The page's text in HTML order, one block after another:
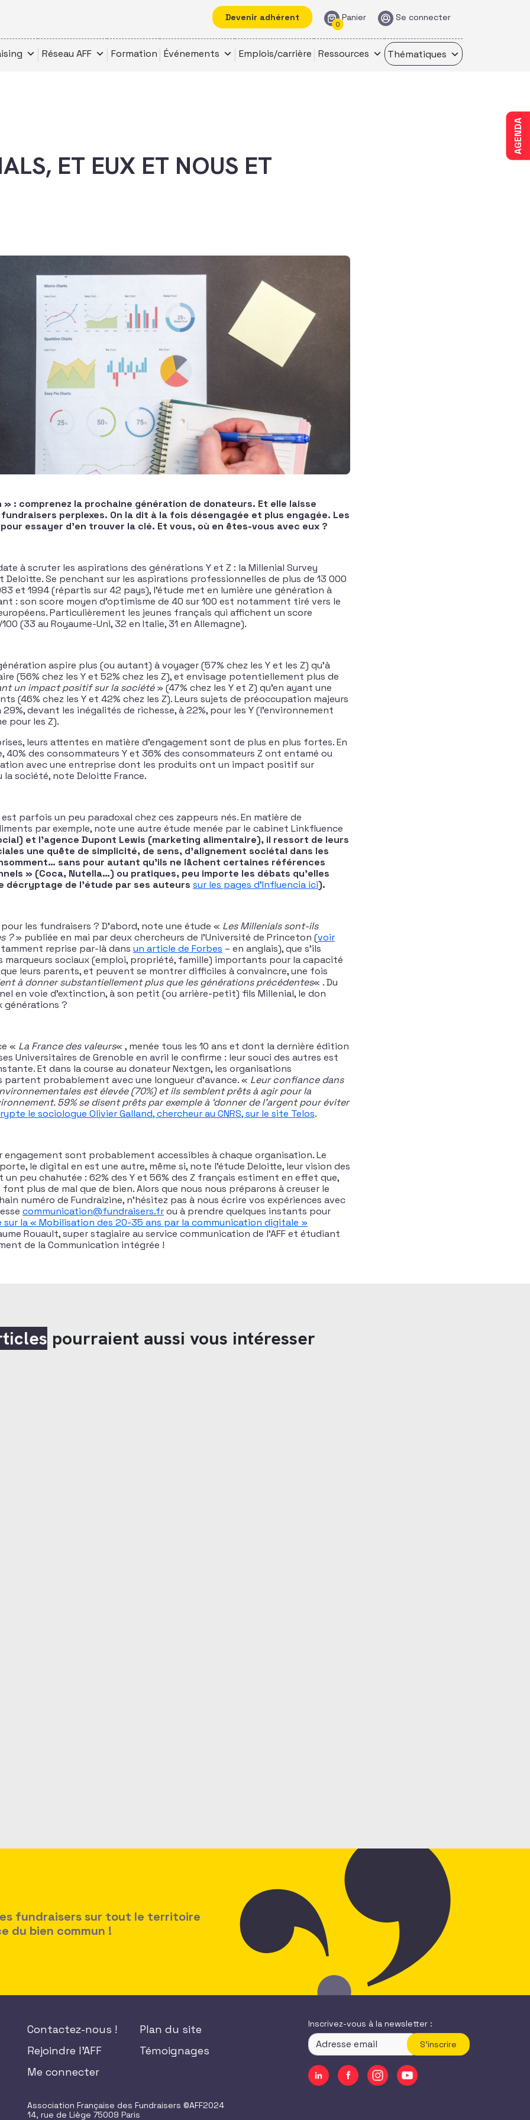
Devenir adhérent Panier
0
Se connecter
Réseau AFF Formation Événements Emplois/carrière Ressources Thématiques
AGENDA
ET EUX ET NOUS ET
» : comprenez la prochaine génération de donateurs. Et elle laisse
perplexes. On la dit à la fois désengagée et plus engagée. Les
essayer d’en trouver la clé. Et vous, où en êtes-vous avec eux ?
à scruter les aspirations des générations Y et Z : la Millenial Survey
Deloitte. Se penchant sur les aspirations professionnelles de plus de 13 000
et 1994 (répartis sur 42 pays), l’étude met en lumière une génération à
: son score moyen d’optimisme de 40 sur 100 est notamment tiré vers le
Particulièrement les jeunes français qui affichent un score
(33 au Royaume-Uni, 32 en Italie, 31 en Allemagne).
aspire plus (ou autant) à voyager (57% chez les Y et les Z) qu’à
(56% chez les Y et 52% chez les Z), et envisage potentiellement plus de
un impact positif sur la société» (47% chez les Y et Z) qu’en ayant une
(46% chez les Y et 42% chez les Z). Leurs sujets de préoccupation majeurs
29%, devant les inégalités de richesse, à 22%, pour les Y (l’environnement
pour les Z).
leurs attentes en matière d’engagement sont de plus en plus fortes. En
40% des consommateurs Y et 36% des consommateurs Z ont entamé ou
avec une entreprise dont les produits ont un impact positif sur
la société, note Deloitte France.
est parfois un peu paradoxal chez ces zappeurs nés. En matière de
par exemple, note une autre étude menée par le cabinet Linkfluence
et l’agence Dupont Lewis (marketing alimentaire), il ressort de leurs
une quête de simplicité, de sens, d’alignement sociétal dans les
sans pour autant qu’ils ne lâchent certaines références
» (Coca, Nutella…) ou pratiques, peu importe les débats qu’elles
décryptage de l’étude par ses auteurs sur les pages d’Influencia ici).
les fundraisers ? D’abord, note une étude « Les Millenials sont-ils
?» publiée en mai par deux chercheurs de l’Université de Princeton (voir
reprise par-là dans un article de Forbes – en anglais), que s’ils
sociaux (emploi, propriété, famille) importants pour la capacité
leurs parents, et peuvent se montrer difficiles à convaincre, une fois
à donner substantiellement plus que les générations précédentes« . Du
en voie d’extinction, à son petit (ou arrière-petit) fils Millenial, le don
générations ?
« La France des valeurs« , menée tous les 10 ans et dont la dernière édition
Universitaires de Grenoble en avril le confirme : leur souci des autres est
Et dans la course au donateur Nextgen, les organisations
partent probablement avec une longueur d’avance. « Leur confiance dans
est élevée (70%) et ils semblent prêts à agir pour la
59% se disent prêts par exemple à ‘donner de l’argent pour éviter
le sociologue Olivier Galland, chercheur au CNRS, sur le site Telos.
engagement sont probablement accessibles à chaque organisation. Le
le digital en est une autre, même si, note l’étude Deloitte, leur vision des
un peu chahutée : 62% des Y et 56% des Z français estiment en effet que,
font plus de mal que de bien. Alors que nous nous préparons à creuser le
numéro de Fundraizine, n’hésitez pas à nous écrire vos expériences avec
communication@fundraisers.frou à prendre quelques instants pour
la « Mobilisation des 20-35 ans par la communication digitale »
Rouault, super stagiaire au service communication de l’AFF et étudiant
de la Communication intégrée !
pourraient aussi vous intéresser
fundraisers sur tout le territoire
du bien commun !
Contactez-nous !
Rejoindre l'AFF
Me connecter
Plan du site
Témoignages
Association Française des Fundraisers ©AFF2024
14, rue de Liège 75009 Paris
Inscrivez-vous à la newsletter :
S'inscrire